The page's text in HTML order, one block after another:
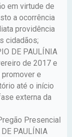
em virtude de
a ocorrência
providência
cidadãos;
DE PAULÍNIA
de 2017 e
e
até o início
externa da
Presencial
PAULÍNIA